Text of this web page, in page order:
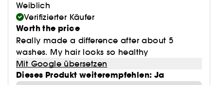
Weiblich
Verifizierter Käufer
Worth the price
Really made a difference after about 5
washes. My hair looks so healthy
Mit Google übersetzen
Dieses Produkt weiterempfehlen: Ja